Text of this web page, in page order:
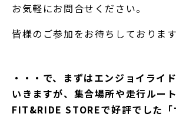
お気軽にお問合せください。
皆様のご参加をお待ちしており
・・・で、まずはエンジョイライ
いきますが、集合場所や走行ルー
FIT&RIDE STOREで好評でした「